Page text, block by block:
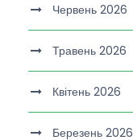
Червень 2026
Травень 2026
Квітень 2026
Березень 2026